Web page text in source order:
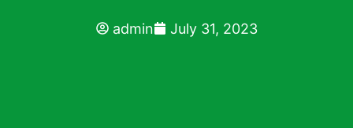
admin July 31, 2023